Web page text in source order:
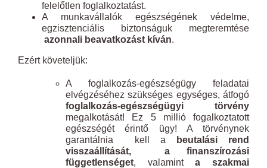
felelőtlen foglalkoztatást.
A munkavállalók egészségének védelme,
egzisztenciális biztonságuk megteremtése
azonnali beavatkozást kíván.
Ezért követeljük:
A foglalkozás-egészségügy feladatai
elvégzéséhez szükséges egységes, átfogó
foglalkozás-egészségügyi törvény
megalkotását! Ez 5 millió fogalkoztatott
egészségét érintő ügy! A törvénynek
garantálnia kell a
beutalási rend
visszaállítását, a finanszírozási
függetlenséget, valaminta szakmai